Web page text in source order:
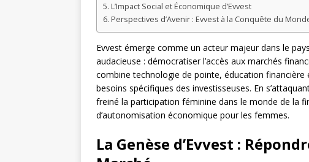
L’Impact Social et Économique d’Evvest
Perspectives d’Avenir : Evvest à la Conquête du
Evvest émerge comme un acteur majeur dans le
audacieuse : démocratiser l’accès aux marchés
combine technologie de pointe, éducation
besoins spécifiques des investisseuses. En
freiné la participation féminine dans le monde de la
d’autonomisation économique pour les femmes.
La Genèse d’Evvest :